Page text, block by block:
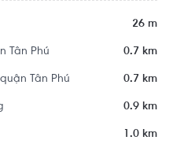
26 m
Tân Phú 0.7 km
Tân Phú 0.7 km
0.9 km
1.0 km